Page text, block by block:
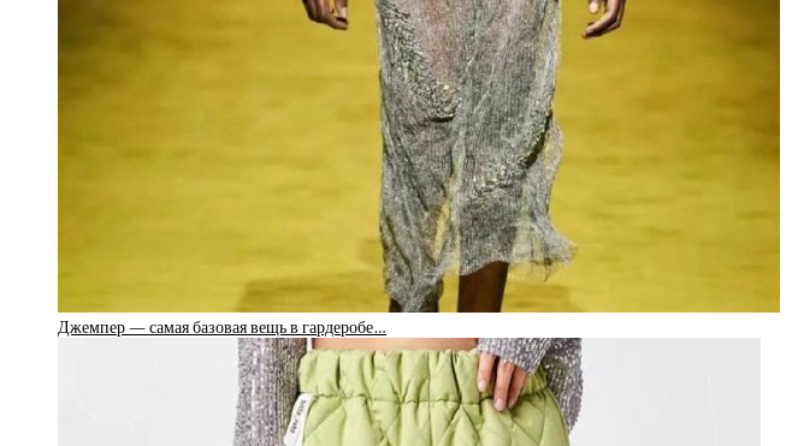
Джемпер — самая базовая вещь в гардеробе…